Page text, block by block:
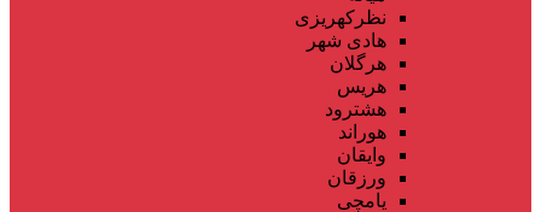
نظرکهریزی
هادی شهر
هرگلان
هریس
هشترود
هوراند
وایقان
ورزقان
یامچی